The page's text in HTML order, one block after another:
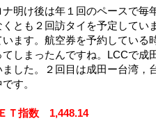
明け後は年１回のペースで毎
とも２回訪タイを予定してい
います。航空券を予約してい
しまったんですね。LCCで成
した。２回目は成田ー台湾，
す。
Ｔ指数 1,448.14